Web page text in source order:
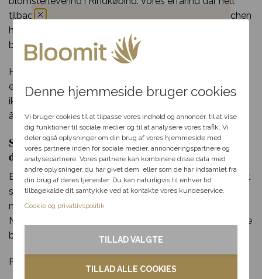
Denne hjemmeside bruger cookies
Vi bruger cookies til at tilpasse vores indhold og annoncer, til at vise
dig funktioner til sociale medier og til at analysere vores trafik. Vi
deler også oplysninger om din brug af vores hjemmeside med
vores partnere inden for sociale medier, annonceringspartnere og
analysepartnere. Vores partnere kan kombinere disse data med
andre oplysninger, du har givet dem, eller som de har indsamlet fra
din brug af deres tjenester. Du kan naturligvis til enhver tid
tilbagekalde dit samtykke ved at kontakte vores kundeservice.
Cookie og privatlivspolitik
TILLAD ALLE COOKIES
TILLAD VALGTE
tilbage til 70’erne og vores mange år i blomsterbranchen
har sikret os et kæmpe netværk af florister og
blomsterbutikker som vi samarbejder med.
Har du spørgsmål til din bestilling, udvalget af blomster
eller særlige ønsker til din blomsterdekoration? Så tøv
ikke med at kontakte os per telefon eller mail i vores
åbningstid.
Send blomster til Ringkøbing – levering samme
dag
Bloomit gør blomsterudbringning i Ringkøbing lige så let
som en leg. Alt du skal gøre, er at klikke et par gange
med musen og indtaste de nødvendige informationer.
Når du har gjort det, kan vi klargøre og sende din smukke
blomsterlevering til en heldig i Ringkøbing!
For at lægge en bestilling skal du:
Du har fået en
passer til dig, så hjælper vi
dig videre med at finde den
perfekte rabat til dit svar.
Fødselsdag
Kondolence